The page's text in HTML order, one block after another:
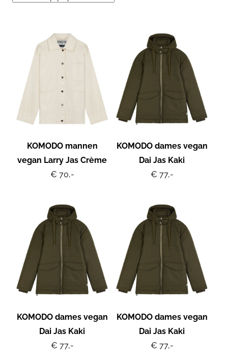
KOMODO mannen
vegan Larry Jas Crème
€ 70,-
KOMODO dames vegan
Dai Jas Kaki
€ 77,-
KOMODO dames vegan
Dai Jas Kaki
€ 77,-
KOMODO dames vegan
Dai Jas Kaki
€ 77,-